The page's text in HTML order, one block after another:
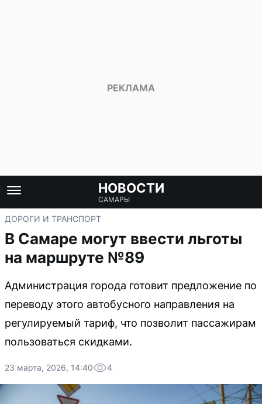
НОВОСТИ
САМАРЫ
ДОРОГИ И ТРАНСПОРТ
В Самаре могут ввести льготы
на маршруте №89
Администрация города готовит предложение по
переводу этого автобусного направления на
регулируемый тариф, что позволит пассажирам
пользоваться скидками.
23 марта, 2026, 14:40 4